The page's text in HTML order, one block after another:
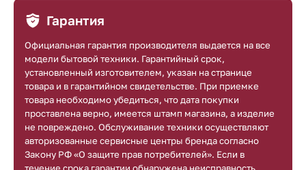
Гарантия
Официальная гарантия производителя выдается на все
модели бытовой техники. Гарантийный срок,
установленный изготовителем, указан на странице
товара и в гарантийном свидетельстве. При приемке
товара необходимо убедиться, что дата покупки
проставлена верно, имеется штамп магазина, а изделие
не повреждено. Обслуживание техники осуществляют
авторизованные сервисные центры бренда согласно
Закону РФ «О защите прав потребителей». Если в